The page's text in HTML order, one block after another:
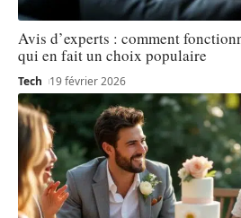
Avis d’experts : comment
qui en fait un choix populaire
Tech 19 février 2026